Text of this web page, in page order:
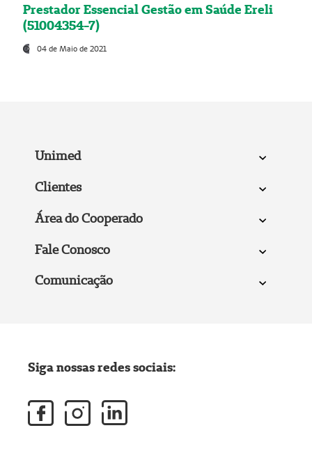
Prestador Essencial Gestão em Saúde Ereli
(51004354-7)
04 de Maio de 2021
Unimed
Clientes
Área do Cooperado
Fale Conosco
Comunicação
Siga nossas redes sociais: